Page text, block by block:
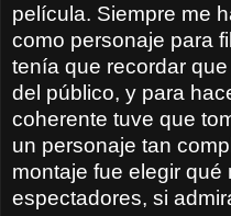
película. Siempre me
como personaje para
tenía que recordar
del público, y para
coherente tuve que
un personaje tan
montaje fue elegir qué
espectadores, si